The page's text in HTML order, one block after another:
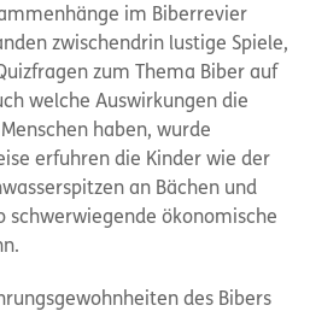
im Biberrevier
zwischendrin lustige Spiele,
zum Thema Biber auf
welche Auswirkungen die
haben, wurde
erfuhren die Kinder wie der
an Bächen und
schwerwiegende ökonomische
des Bibers